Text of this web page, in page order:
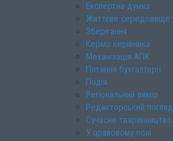
Експертна думка
Життєве середовище
Зберігання
Кермо керівника
Механізація АПК
Питання бухгалтерії
Подія
Регіональний вимір
Редакторський погляд
Сучасне тваринництво
У правовому полі